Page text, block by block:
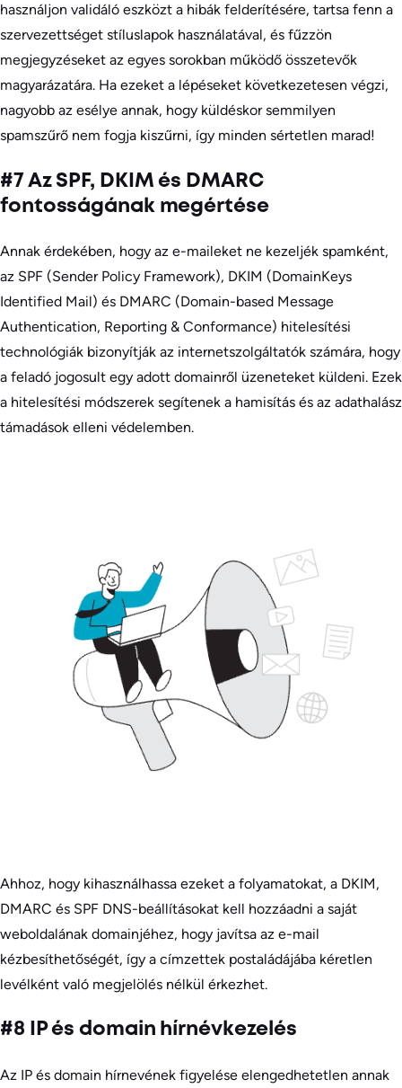
használjon validáló eszközt a hibák felderítésére, tartsa fenn a
szervezettséget stíluslapok használatával, és fűzzön
megjegyzéseket az egyes sorokban működő összetevők
magyarázatára. Ha ezeket a lépéseket következetesen végzi,
nagyobb az esélye annak, hogy küldéskor semmilyen
spamszűrő nem fogja kiszűrni, így minden sértetlen marad!
#7 Az SPF, DKIM és DMARC
fontosságának megértése
Annak érdekében, hogy az e-maileket ne kezeljék spamként,
az SPF (Sender Policy Framework), DKIM (DomainKeys
Identified Mail) és DMARC (Domain-based Message
Authentication, Reporting & Conformance) hitelesítési
technológiák bizonyítják az internetszolgáltatók számára, hogy
a feladó jogosult egy adott domainről üzeneteket küldeni. Ezek
a hitelesítési módszerek segítenek a hamisítás és az adathalász
támadások elleni védelemben.
Ahhoz, hogy kihasználhassa ezeket a folyamatokat, a DKIM,
DMARC és SPF DNS-beállításokat kell hozzáadni a saját
weboldalának domainjéhez, hogy javítsa az e-mail
kézbesíthetőségét, így a címzettek postaládájába kéretlen
levélként való megjelölés nélkül érkezhet.
#8 IP és domain hírnévkezelés
Az IP és domain hírnevének figyelése elengedhetetlen annak